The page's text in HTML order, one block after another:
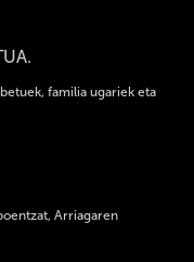
familia ugariek eta
Arriagaren